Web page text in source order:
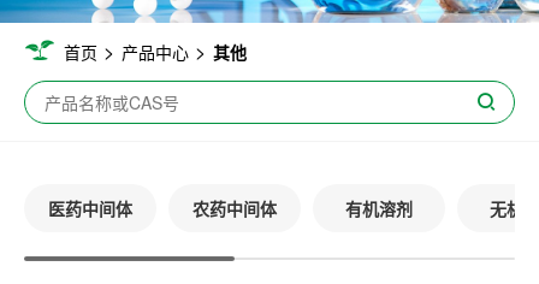
首页 > 产品中心 > 其他
医药中间体 农药中间体 有机溶剂 无机